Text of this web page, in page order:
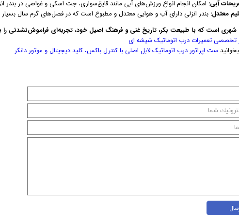
آبی: امکان انجام انواع ورزش‌های آبی مانند قایق‌سواری، جت اسکی و غواصی در بندر
معتدل: بندر انزلی دارای آب و هوایی معتدل و مطبوع است که در فصل‌های گرم سال
شهری است که با طبیعت بکر، تاریخ غنی و فرهنگ اصیل خود، تجربه‌ای فراموش‌نشدنی را
تخصصی تعمیرات درب اتوماتیک شیشه ای
ست اپراتور درب اتوماتیک لابل اصلی با کنترل باکس، کلید دیجیتال و موتور دانکر